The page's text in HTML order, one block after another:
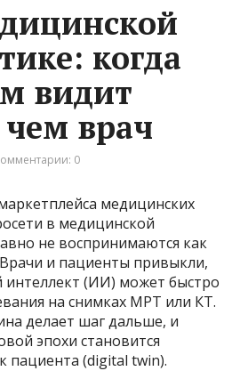
когда
видит
врач
0
медицинских
в медицинской
не воспринимаются как
и пациенты привыкли,
интеллект (ИИ) может быстро
на снимках МРТ или КТ.
делает шаг дальше, и
эпохи становится
пациента (digital twin).